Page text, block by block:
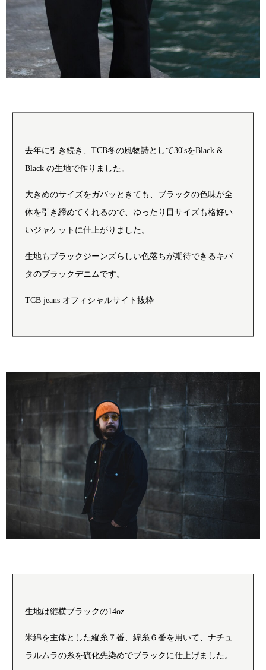
去年に引き続き、TCB冬の風物詩として30'sをBlack &
Black の生地で作りました。
大きめのサイズをガバッときても、ブラックの色味が全
体を引き締めてくれるので、ゆったり目サイズも格好い
いジャケットに仕上がりました。
生地もブラックジーンズらしい色落ちが期待できるキバ
タのブラックデニムです。
TCB jeans オフィシャルサイト抜粋
生地は縦横ブラックの14oz.
米綿を主体とした縦糸７番、緯糸６番を用いて、ナチュ
ラルムラの糸を硫化先染めでブラックに仕上げました。